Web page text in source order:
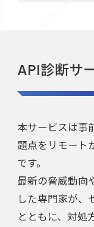
API診断サ
本サービスは事
題点をリモート
です。
最新の脅威動向
した専門家が、
とともに、対処